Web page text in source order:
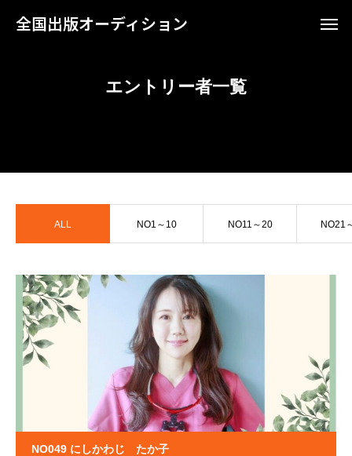
全国出版オーディション
エントリー者一覧
ALL NO1～10 NO11～20 NO21
NO049 にしかわじ たか子